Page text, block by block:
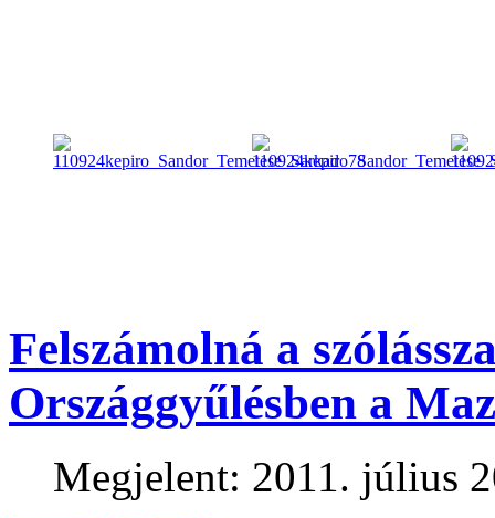
Felszámolná a
Országgyűlésben a
Megjelent: 2011. július